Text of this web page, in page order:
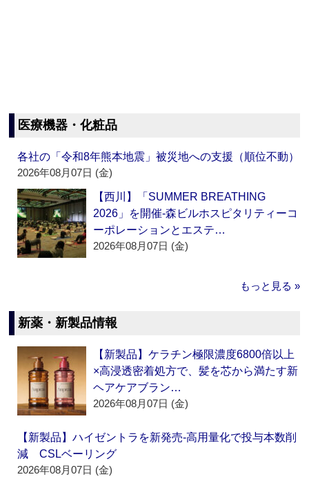
医療機器・化粧品
各社の「令和8年熊本地震」被災地への支援（順位不動）
2026年08月07日 (金)
【西川】「SUMMER BREATHING
2026」を開催‐森ビルホスピタリティーコ
ーポレーションとエステ…
2026年08月07日 (金)
もっと見る »
新薬・新製品情報
【新製品】ケラチン極限濃度6800倍以上
×高浸透密着処方で、髪を芯から満たす新
ヘアケアブラン…
2026年08月07日 (金)
【新製品】ハイゼントラを新発売‐高用量化で投与本数削
減 CSLベーリング
2026年08月07日 (金)